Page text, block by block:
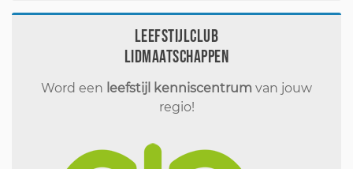
Leefstijlclub
Lidmaatschappen
Word een leefstijl kenniscentrum van jouw
regio!